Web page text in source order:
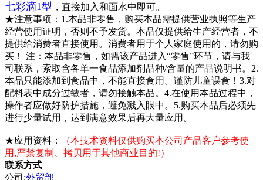
七彩滴1型 ，直接加入和面水中即可。
★注意事项：1.本品非零售，购买本品需提供营业执照等生产
经营使用证明，否则不予发货。本品仅提供给生产经营者，不
提供给消费者直接使用。消费者用于个人家庭使用的，请勿购
买！ 注：本品非零售，如需该产品进入“零售”环节，请与我
司联系，索取含各单一食品添加剂品种/含量的产品说明书。2.
本品只能添加到食品中，不能直接食用。谨防儿童误食！3.对
配料表中成分过敏者，请勿接触本品。4.在使用本品过程中，
操作者应做好防护措施，避免溅入眼中。5.购买本品后必须先
进行少量试用，达到满意效果后再大量应用。
★应用资料：
（本技术资料仅供购买本公司产品客户参考使
用,严禁复制、拷贝用于其他商业目的!）
联系方式
公司:外贸部